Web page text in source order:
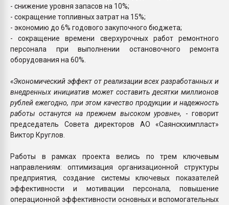
- снижение уровня запасов на 10%;
- сокращение топливных затрат на 15%;
- экономию до 6% годового закупочного бюджета;
- сокращение времени сверхурочных работ ремонтного
персонала при выполнении остановочного ремонта
оборудования на 60%.
«Экономический эффект от реализации всех разработанных и
внедренных инициатив может составить десятки миллионов
рублей ежегодно, при этом качество продукции и надежность
работы останутся на прежнем высоком уровне», - говорит
председатель Совета директоров АО «Саянскхимпласт»
Виктор Круглов.
Работы в рамках проекта велись по трем ключевым
направлениям: оптимизация организационной структуры
предприятия, создание системы ключевых показателей
эффективности и мотивации персонала, повышение
операционной эффективности основных и вспомогательных